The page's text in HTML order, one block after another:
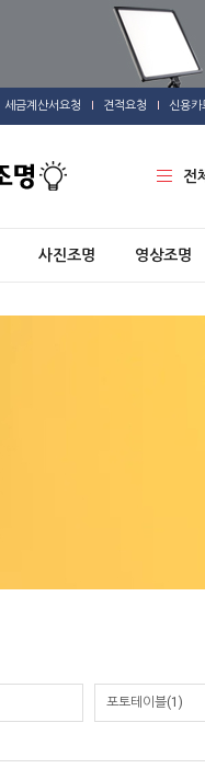
세금계산서요청 견적요청 신용카
전
사진조명 영상조명
포토테이블(1)